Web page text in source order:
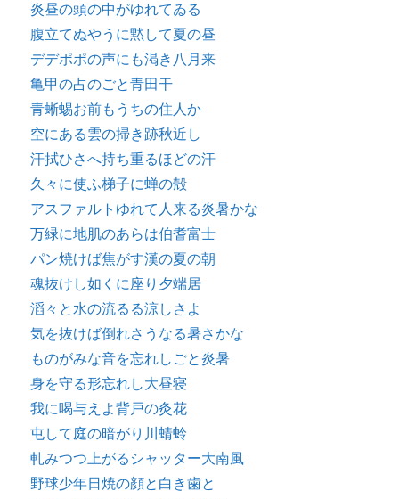
炎昼の頭の中がゆれてゐる
腹立てぬやうに黙して夏の昼
デデポポの声にも渇き八月来
亀甲の占のごと青田干
青蜥蜴お前もうちの住人か
空にある雲の掃き跡秋近し
汗拭ひさへ持ち重るほどの汗
久々に使ふ梯子に蝉の殻
アスファルトゆれて人来る炎暑かな
万緑に地肌のあらは伯耆富士
パン焼けば焦がす漢の夏の朝
魂抜けし如くに座り夕端居
滔々と水の流るる涼しさよ
気を抜けば倒れさうなる暑さかな
ものがみな音を忘れしごと炎暑
身を守る形忘れし大昼寝
我に喝与えよ背戸の灸花
屯して庭の暗がり川蜻蛉
軋みつつ上がるシャッター大南風
野球少年日焼の顔と白き歯と